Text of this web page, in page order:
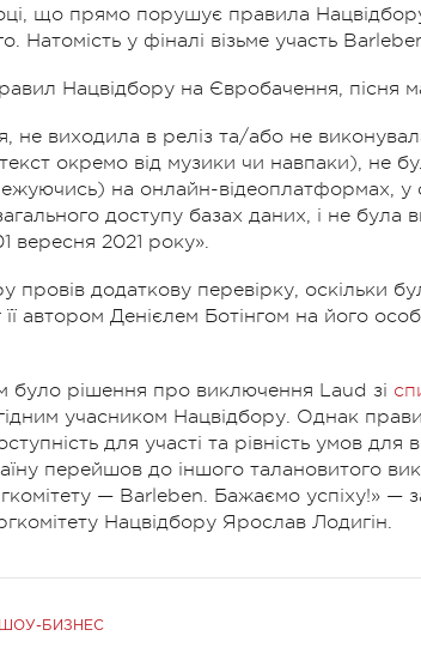
що прямо порушує правила
Натомість у фіналі візьме участь
Нацвідбору на Євробачення, пісня
не виходила в реліз та/або не
окремо від музики чи навпаки), не
на онлайн-відеоплатформах, у
доступу базах даних, і не була
вересня 2021 року».
провів додаткову перевірку, оскільки
автором Денієлем Ботінгом на його
було рішення про виключення Laud зі
учасником Нацвідбору. Однак
для участі та рівність умов для
перейшов до іншого талановитого
— Barleben. Бажаємо успіху!» —
Нацвідбору Ярослав Лодигін.
ШОУ-БИЗНЕС